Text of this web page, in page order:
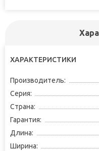
ХАРАКТЕРИСТИКИ
Производитель:
Серия:
Страна:
Гарантия:
Длина:
Ширина: